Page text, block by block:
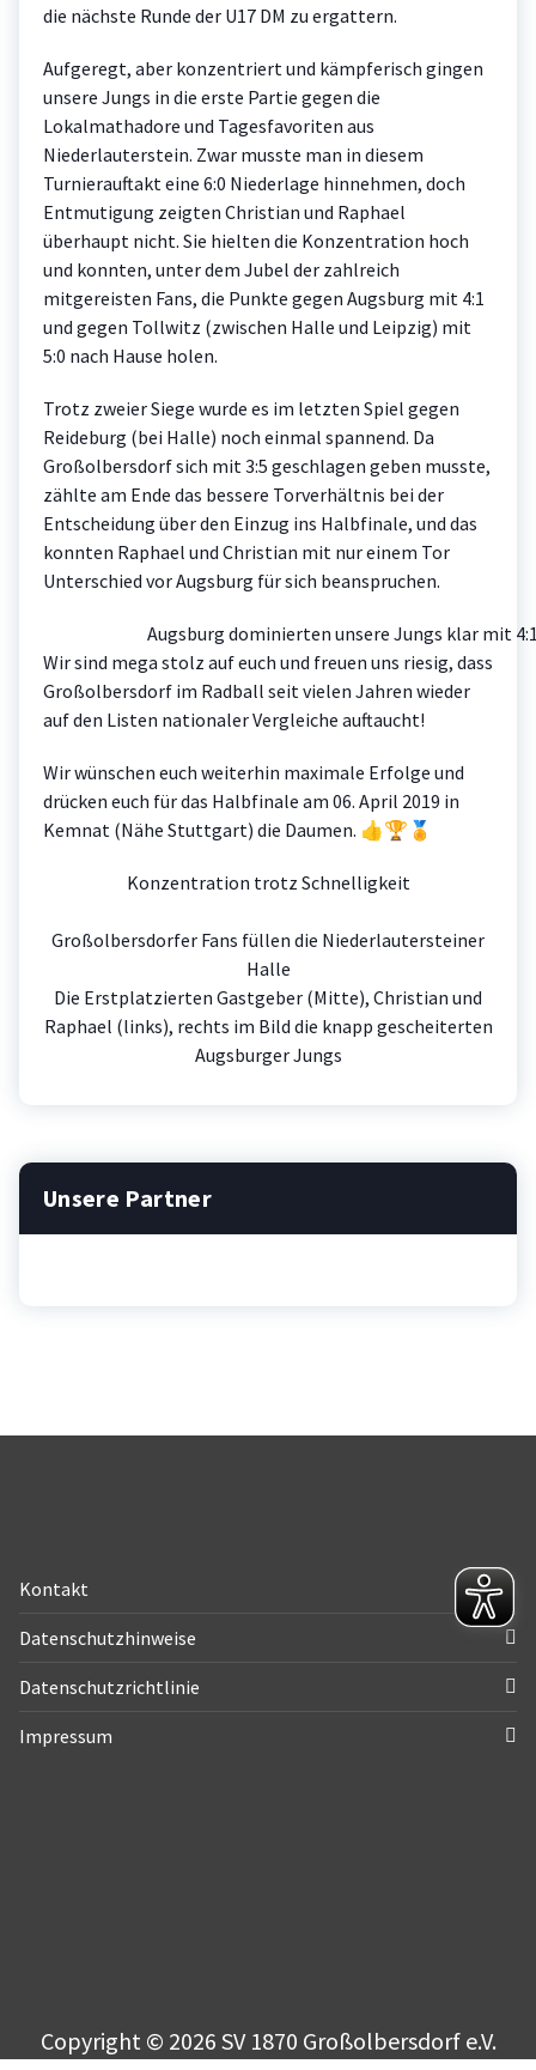
die nächste Runde der U17 DM zu ergattern.
Aufgeregt, aber konzentriert und kämpferisch gingen
unsere Jungs in die erste Partie gegen die
Lokalmathadore und Tagesfavoriten aus
Niederlauterstein. Zwar musste man in diesem
Turnierauftakt eine 6:0 Niederlage hinnehmen, doch
Entmutigung zeigten Christian und Raphael
überhaupt nicht. Sie hielten die Konzentration hoch
und konnten, unter dem Jubel der zahlreich
mitgereisten Fans, die Punkte gegen Augsburg mit 4:1
und gegen Tollwitz (zwischen Halle und Leipzig) mit
5:0 nach Hause holen.
Trotz zweier Siege wurde es im letzten Spiel gegen
Reideburg (bei Halle) noch einmal spannend. Da
Großolbersdorf sich mit 3:5 geschlagen geben musste,
zählte am Ende das bessere Torverhältnis bei der
Entscheidung über den Einzug ins Halbfinale, und das
konnten Raphael und Christian mit nur einem Tor
Unterschied vor Augsburg für sich beanspruchen.
Augsburg dominierten unsere Jungs klar mit
Wir sind mega stolz auf euch und freuen uns riesig, dass
Großolbersdorf im Radball seit vielen Jahren wieder
auf den Listen nationaler Vergleiche auftaucht!
Wir wünschen euch weiterhin maximale Erfolge und
drücken euch für das Halbfinale am 06. April 2019 in
Kemnat (Nähe Stuttgart) die Daumen. 👍🏆🏅
Konzentration trotz Schnelligkeit
Großolbersdorfer Fans füllen die Niederlautersteiner
Halle
Die Erstplatzierten Gastgeber (Mitte), Christian und
Raphael (links), rechts im Bild die knapp gescheiterten
Augsburger Jungs
Unsere Partner
Kontakt
Datenschutzhinweise
Datenschutzrichtlinie
Impressum
Copyright © 2026 SV 1870 Großolbersdorf e.V.